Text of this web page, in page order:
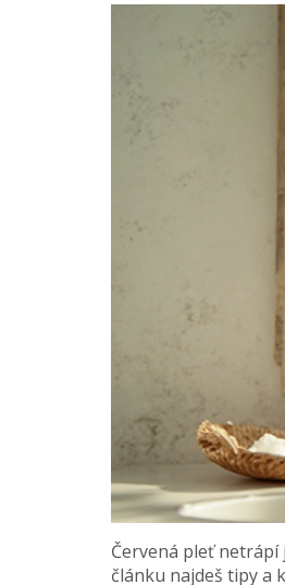
Červená pleť netrápí
článku najdeš tipy a